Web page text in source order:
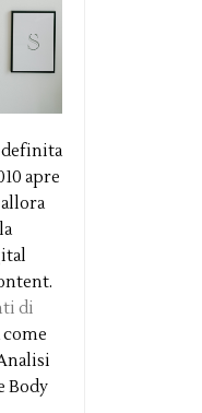
definita
apre
di
Body